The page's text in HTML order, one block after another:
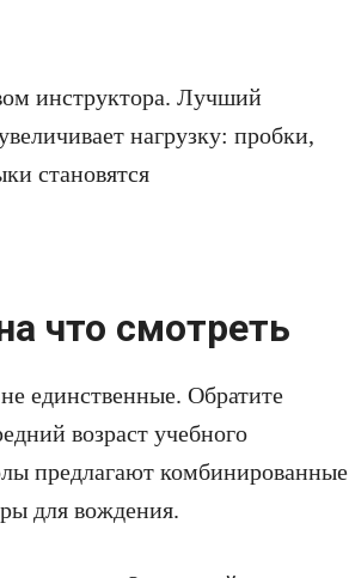
инструктора. Лучший
нагрузку: пробки,
становятся
что смотреть
единственные. Обратите
возраст учебного
предлагают комбинированные
для вождения.